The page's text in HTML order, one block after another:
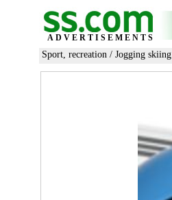
ADVERTISEMENTS
Sport, recreation / Jogging skiing